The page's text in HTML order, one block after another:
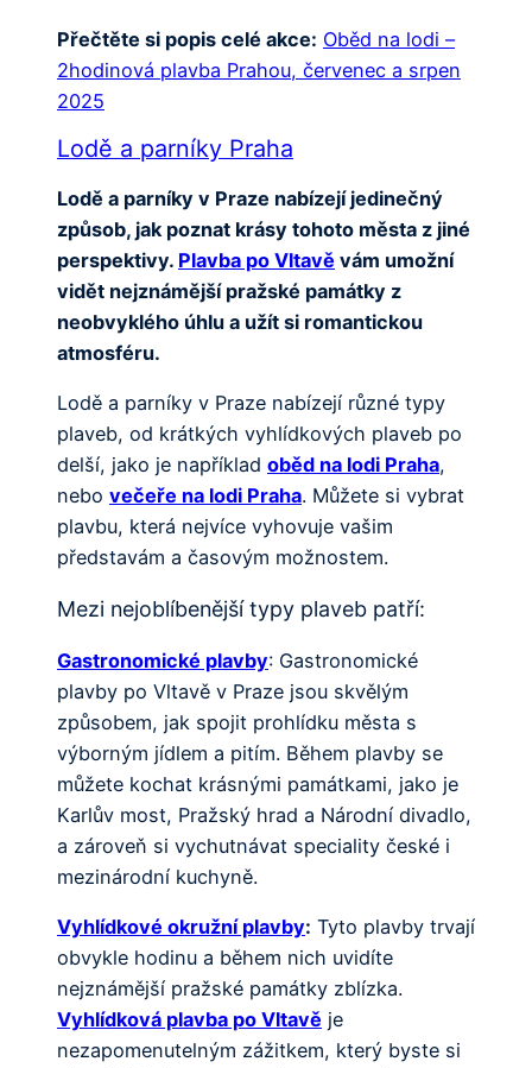
Přečtěte si popis celé akce: Oběd na lodi –
2hodinová plavba Prahou, červenec a srpen
2025
Lodě a parníky Praha
Lodě a parníky v Praze nabízejí jedinečný
způsob, jak poznat krásy tohoto města z jiné
perspektivy. Plavba po Vltavě vám umožní
vidět nejznámější pražské památky z
neobvyklého úhlu a užít si romantickou
atmosféru.
Lodě a parníky v Praze nabízejí různé typy
plaveb, od krátkých vyhlídkových plaveb po
delší, jako je například oběd na lodi Praha,
nebo večeře na lodi Praha. Můžete si vybrat
plavbu, která nejvíce vyhovuje vašim
představám a časovým možnostem.
Mezi nejoblíbenější typy plaveb patří:
Gastronomické plavby: Gastronomické
plavby po Vltavě v Praze jsou skvělým
způsobem, jak spojit prohlídku města s
výborným jídlem a pitím. Během plavby se
můžete kochat krásnými památkami, jako je
Karlův most, Pražský hrad a Národní divadlo,
a zároveň si vychutnávat speciality české i
mezinárodní kuchyně.
Vyhlídkové okružní plavby: Tyto plavby trvají
obvykle hodinu a během nich uvidíte
nejznámější pražské památky zblízka.
Vyhlídková plavba po Vltavě je
nezapomenutelným zážitkem, který byste si